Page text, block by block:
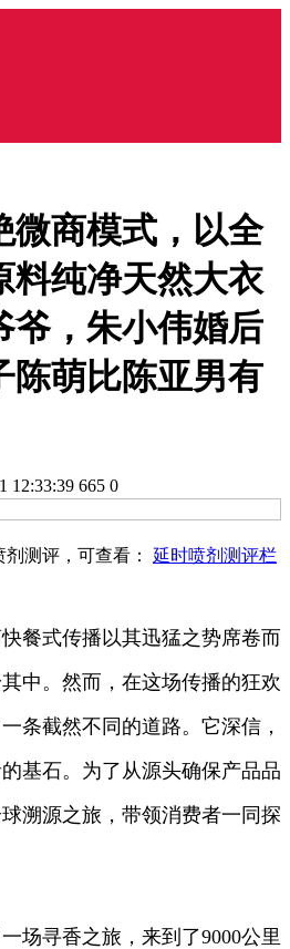
微商模式，以全
料纯净天然大衣
爷，朱小伟婚后
陈萌比陈亚男有
12:33:39 665 0
测评，可查看： 延时喷剂测评栏
餐式传播以其迅猛之势席卷而
中。然而，在这场传播的狂欢
条截然不同的道路。它深信，
基石。为了从源头确保产品品
溯源之旅，带领消费者一同探
场寻香之旅，来到了9000公里